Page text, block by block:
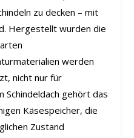
zu decken – mit
Hergestellt wurden die
werden
nicht nur für
Schindeldach gehört das
Käsespeicher, die
Zustand